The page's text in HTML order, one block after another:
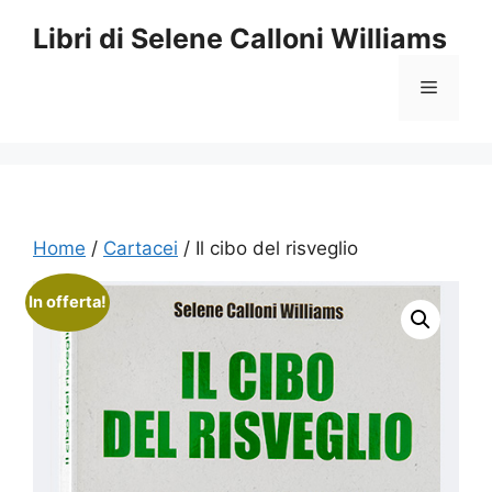
Libri di Selene Calloni Williams
Menu
Home / Cartacei / Il cibo del risveglio
In offerta!